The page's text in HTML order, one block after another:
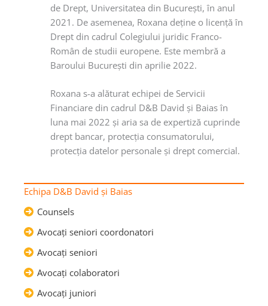
de Drept, Universitatea din Bucureşti, în anul
2021. De asemenea, Roxana deţine o licenţă în
Drept din cadrul Colegiului juridic Franco-
Român de studii europene. Este membră a
Baroului Bucureşti din aprilie 2022.
Roxana s-a alăturat echipei de Servicii
Financiare din cadrul D&B David şi Baias în
luna mai 2022 şi aria sa de expertiză cuprinde
drept bancar, protecţia consumatorului,
protecţia datelor personale şi drept comercial.
Echipa D&B David şi Baias
Counsels
Avocaţi seniori coordonatori
Avocaţi seniori
Avocaţi colaboratori
Avocaţi juniori